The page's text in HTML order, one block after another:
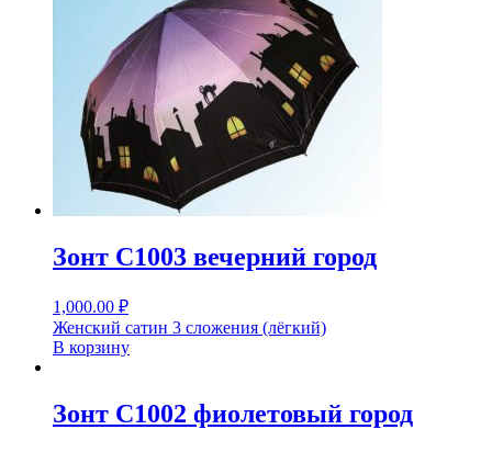
Зонт С1003 вечерний город
1,000.00 ₽
Женский сатин 3 сложения (лёгкий)
В корзину
Зонт С1002 фиолетовый город